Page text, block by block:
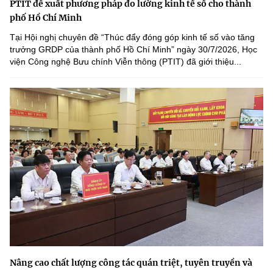
PTIT đề xuất phương pháp đo lường kinh tế số cho thành
phố Hồ Chí Minh
Tại Hội nghị chuyên đề “Thúc đẩy đóng góp kinh tế số vào tăng
trưởng GRDP của thành phố Hồ Chí Minh” ngày 30/7/2026, Học
viện Công nghệ Bưu chính Viễn thông (PTIT) đã giới thiệu...
Nâng cao chất lượng công tác quán triệt, tuyên truyền và